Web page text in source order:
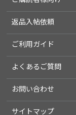
返品入帖依頼
ご利用ガイド
よくあるご質問
お問い合わせ
サイトマップ